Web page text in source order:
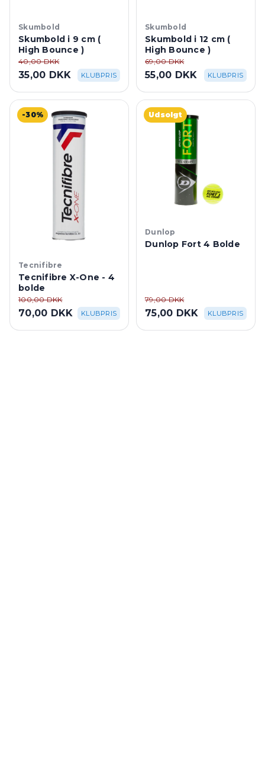
Skumbold
Skumbold i 9 cm (
High Bounce )
40,00 DKK
35,00 DKK KLUBPRIS
Skumbold
Skumbold i 12 cm (
High Bounce )
69,00 DKK
55,00 DKK KLUBPRIS
-30%
Tecnifibre
Tecnifibre X-One - 4
bolde
100,00 DKK
70,00 DKK KLUBPRIS
Udsolgt
Dunlop
Dunlop Fort 4 Bolde
79,00 DKK
75,00 DKK KLUBPRIS